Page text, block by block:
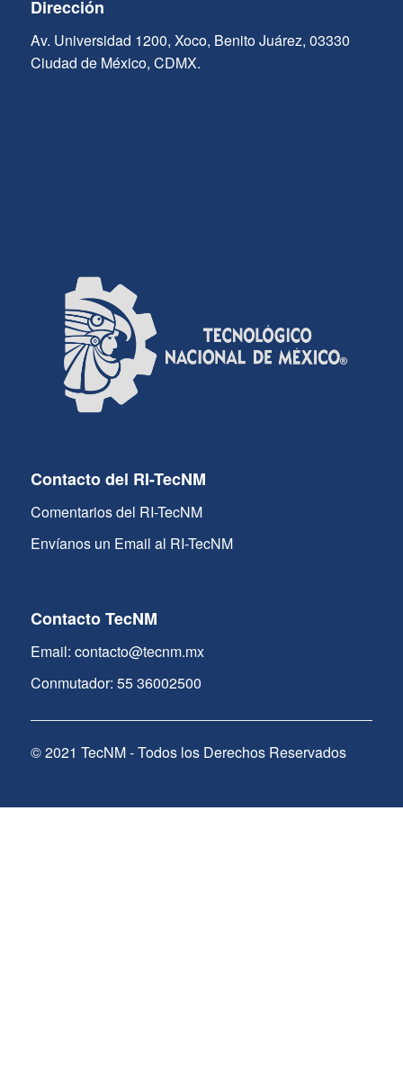
Dirección
Av. Universidad 1200, Xoco, Benito Juárez, 03330
Ciudad de México, CDMX.
Contacto del RI-TecNM
Comentarios del RI-TecNM
Envíanos un Email al RI-TecNM
Contacto TecNM
Email: contacto@tecnm.mx
Conmutador: 55 36002500
© 2021 TecNM - Todos los Derechos Reservados